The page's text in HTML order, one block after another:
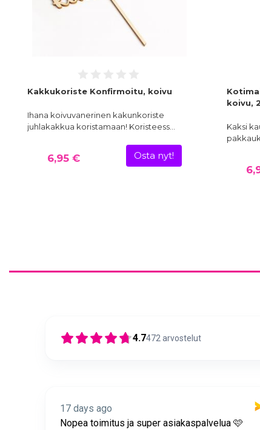
Kakkukoriste Konfirmoitu, koivu
Ihana koivuvanerinen kakunkoriste
juhlakakkua koristamaan! Koristeess…
6,95 € Osta nyt!
koivu,
Kaksi
4.7472 arvostelut
17 days ago
Nopea toimitus ja super asiakaspalvelua 🩷